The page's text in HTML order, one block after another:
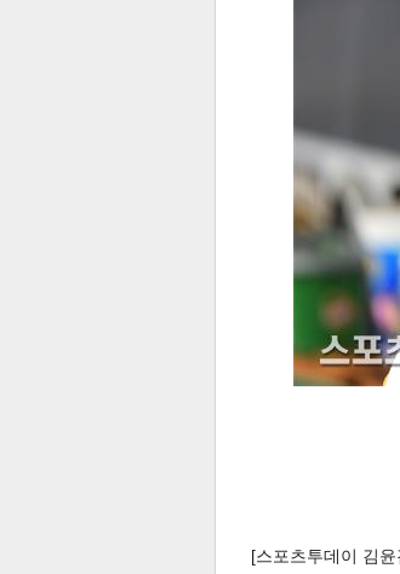
트위 밴드 네이
댓글
[스포츠투데이 김